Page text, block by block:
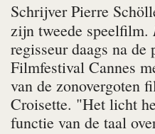
Schrijver Pierre
zijn tweede speelfilm.
regisseur daags na de
Filmfestival Cannes
van de zonovergoten
Croisette. "Het licht
functie van de taal